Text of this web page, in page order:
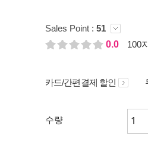
Sales Point : 51
0.0
100
카드/간편결제 할인
수량